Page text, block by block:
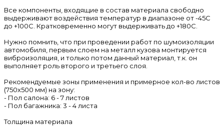
Все компоненты, входящие в состав материала свободно
выдерживают воздействия температур в диапазоне от -45С
до +100С. Кратковременно могут выдерживать до +180С.
Нужно помнить, что при проведении работ по шумоизоляции
автомобиля, первым слоем на металл кузова монтируется
виброизоляция, и только потом данный материал, т.к. он
выполняет роль второго и третьего слоя.
Рекомендуемые зоны применения и примерное кол-во листов
(750х500 мм) на зону:
- Пол салона: 6 - 7 листов
- Пол багажника: 3 - 4 листа
Толщина материала